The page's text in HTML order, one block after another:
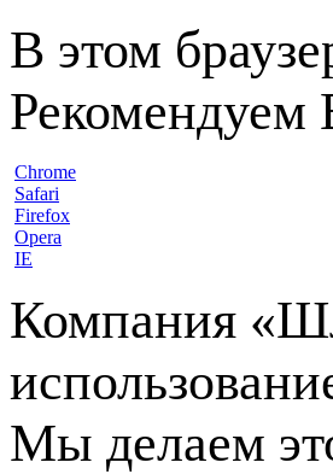
В этом
Рекомендуем
Chrome
Safari
Firefox
Opera
IE
Компания
Мы делаем